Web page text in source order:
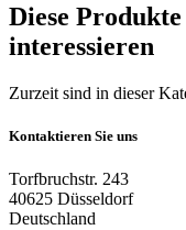
Diese
interessieren
Zurzeit sind in dieser
Kontaktieren Sie uns
Torfbruchstr. 243
40625 Düsseldorf
Deutschland